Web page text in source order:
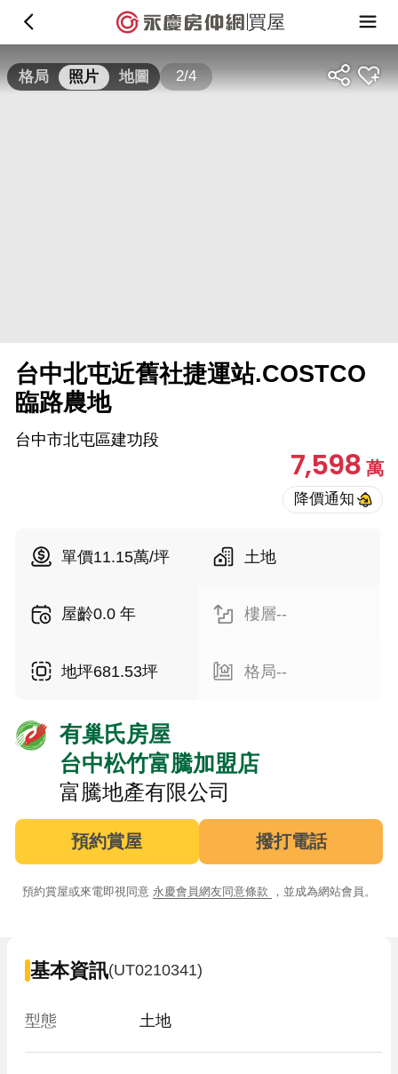
買屋
格局 照片 地圖 2/4
台中北屯近舊社捷運站.COSTCO
臨路農地
台中市北屯區建功段
7,598萬
單價11.15萬/坪 土地
屋齡0.0 年 樓層--
地坪681.53坪 格局--
有巢氏房屋
台中松竹富騰加盟店
富騰地產有限公司
預約賞屋 撥打電話
預約賞屋或來電即視同意 永慶會員網友同意條款 ，並成為網站會員。
基本資訊(UT0210341)
型態 土地